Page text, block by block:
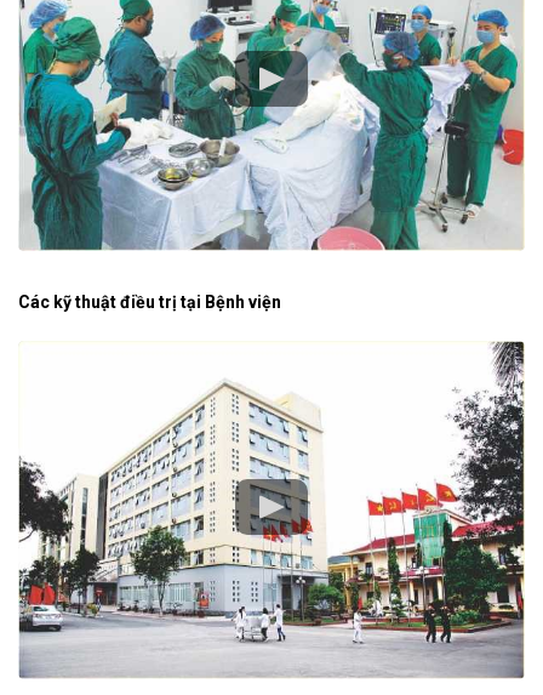
Các kỹ thuật điều trị tại Bệnh viện